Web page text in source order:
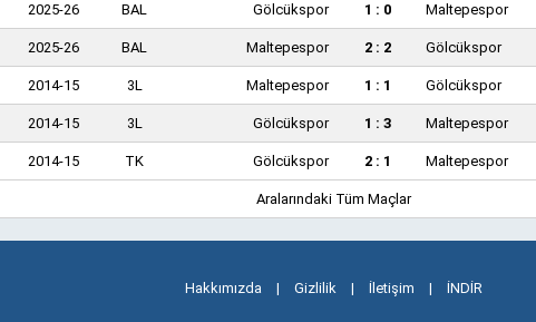
2025-26 BAL Gölcükspor 1 : 0 Maltepespor
2025-26 BAL Maltepespor 2 : 2 Gölcükspor
2014-15 3L Maltepespor 1 : 1 Gölcükspor
2014-15 3L Gölcükspor 1 : 3 Maltepespor
2014-15 TK Gölcükspor 2 : 1 Maltepespor
Aralarındaki Tüm Maçlar
Hakkımızda | Gizlilik | İletişim | İNDİR